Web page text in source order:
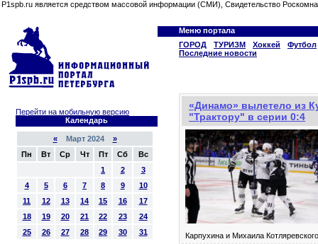
P1spb.ru является средством массовой информации (СМИ), Свидетельство
Меню портала
ГОРОД
ТУРИЗМ Хоккей
Футбол
Последние новости
Перейти на мобильную версию
Календарь
«Март 2024 »
Пн
Вт Ср Чт Пт Сб
Вс
1
2
3
4
5 6 7 8 9
10
11
12 13 14 15 16
17
18
19 20 21 22 23
24
25
26 27 28 29 30 31
«Динамо» вылетело из
"Трактору" в серии 0:4
Карпухина и Михаила